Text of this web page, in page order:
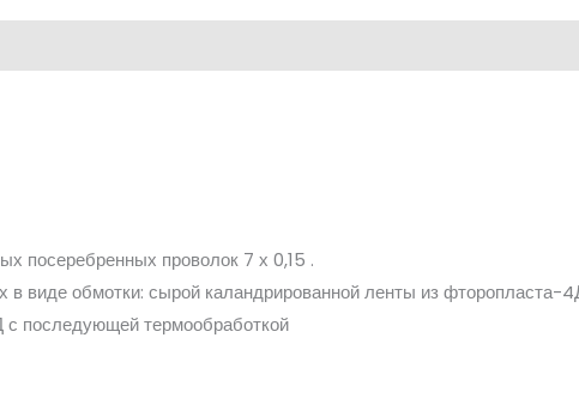
посеребренных проволок 7 х 0,15 .
в виде обмотки: сырой каландрированной ленты из
последующей термообработкой